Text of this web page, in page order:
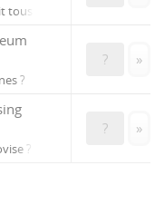
tous.
?
? »
?
? »